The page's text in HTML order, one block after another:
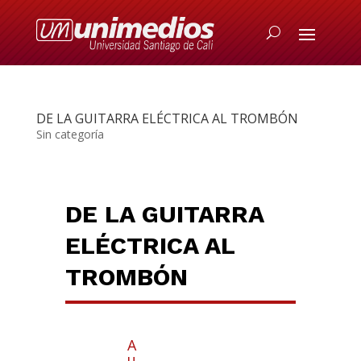
DE LA GUITARRA ELÉCTRICA AL TROMBÓN
Sin categoría
DE LA GUITARRA
ELÉCTRICA AL
TROMBÓN
A